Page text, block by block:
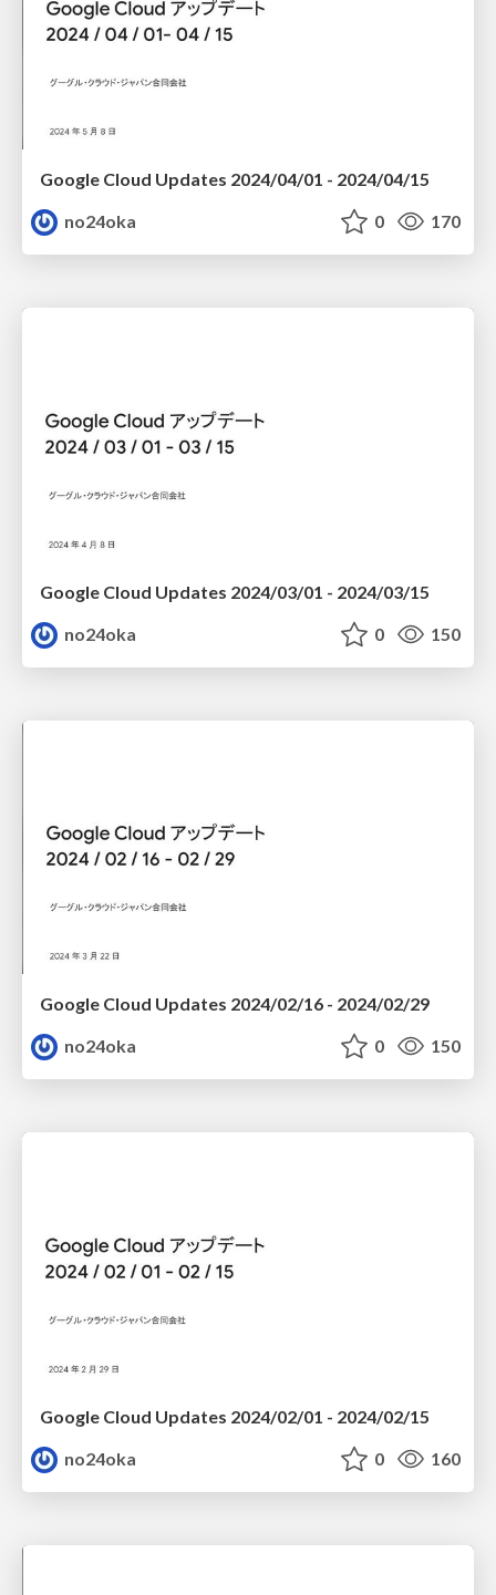
Google Cloud Updates 2024/04/01 - 2024/04/15
no24oka
0 170
Google Cloud Updates 2024/03/01 - 2024/03/15
no24oka
0 150
Google Cloud Updates 2024/02/16 - 2024/02/29
no24oka
0 150
Google Cloud Updates 2024/02/01 - 2024/02/15
no24oka
0 160